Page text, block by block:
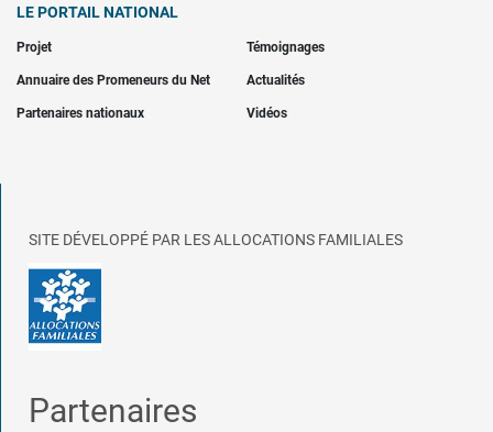
LE PORTAIL NATIONAL
Projet Témoignages
Annuaire des Promeneurs du Net Actualités
Partenaires nationaux Vidéos
SITE DÉVELOPPÉ PAR LES ALLOCATIONS FAMILIALES
Partenaires